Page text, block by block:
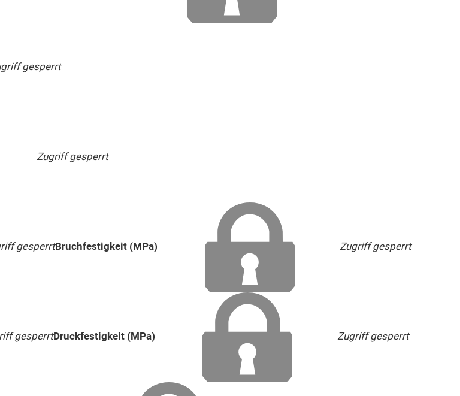
gesperrt
Zugriff gesperrt
gesperrtBruchfestigkeit (MPa) Zugriff gesperrt
gesperrtDruckfestigkeit (MPa) Zugriff gesperrt